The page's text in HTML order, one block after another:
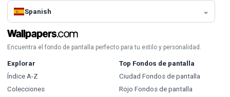
Spanish
Encuentra el fondo de pantalla perfecto para tu estilo y personalidad.
Explorar
Índice A-Z
Colecciones
Top Fondos de pantalla
Ciudad Fondos de pantalla
Rojo Fondos de pantalla